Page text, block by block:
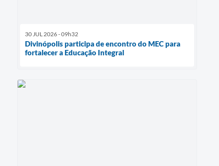
30 JUL 2026 - 09h32
Divinópolis participa de encontro do MEC para
fortalecer a Educação Integral